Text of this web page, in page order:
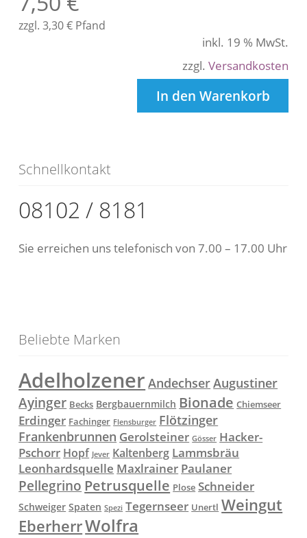
zzgl.3,30€ Pfand
inkl. 19 % MwSt.
zzgl. Versandkosten
In den Warenkorb
Schnellkontakt
08102 / 8181
Sie erreichen uns telefonisch von 7.00 – 17.00 Uhr
Beliebte Marken
Adelholzener AndechserAugustiner
Ayinger Becks Bergbauernmilch Bionade Chiemseer
Erdinger Fachinger Flensburger Flötzinger
Frankenbrunnen Gerolsteiner Gösser Hacker-
Pschorr Hopf Jever Kaltenberg Lammsbräu
Leonhardsquelle Maxlrainer Paulaner
Pellegrino Petrusquelle Plose Schneider
Schweiger Spaten Spezi Tegernseer Unertl Weingut
EberherrWolfra